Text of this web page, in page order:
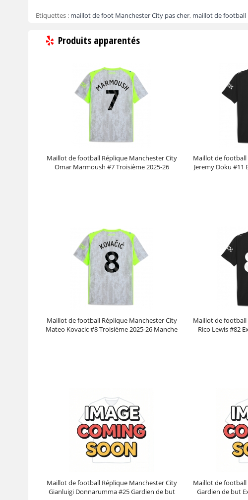
Etiquettes : maillot de foot Manchester City pas cher, maillot de football
Produits apparentés
Maillot de football Réplique Manchester City
Omar Marmoush #7 Troisième 2025-26
Maillot de football
Jeremy Doku #11
Maillot de football Réplique Manchester City
Mateo Kovacic #8 Troisième 2025-26 Manche
Maillot de football
Rico Lewis #82
Maillot de football Réplique Manchester City
Gianluigi Donnarumma #25 Gardien de but
Maillot de football
Gardien de but